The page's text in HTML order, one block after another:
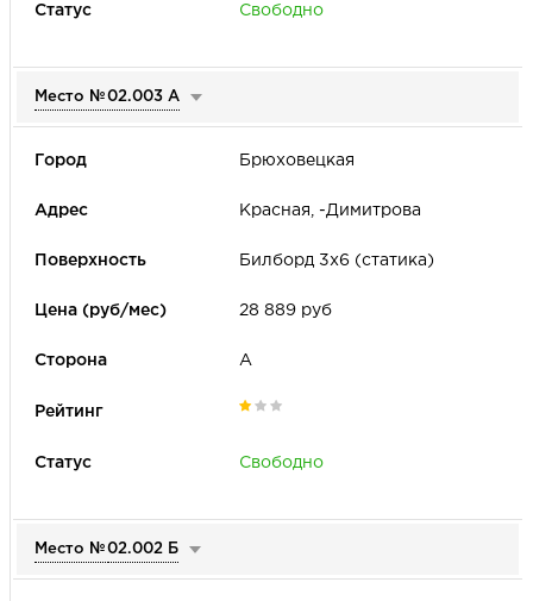
Свободно
Место №02.003 А
Брюховецкая
Красная, -Димитрова
Билборд 3х6 (статика)
28 889 руб
А
Свободно
Место №02.002 Б